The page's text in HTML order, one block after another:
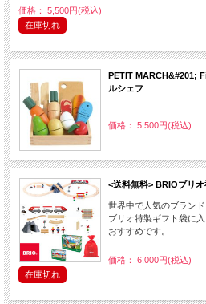
価格： 5,500円(税込)
在庫切れ
PETIT MARCH&#201;
ルシェフ
価格： 5,500円(税込)
<送料無料> BRIOブリ
世界中で人気のブラン
ブリオ特製ギフト袋に
おすすめです。
価格： 6,000円(税込)
在庫切れ